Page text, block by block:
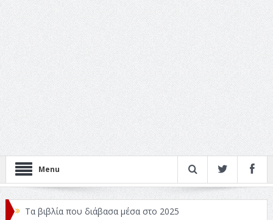
Menu
Τα βιβλία που διάβασα μέσα στο 2025